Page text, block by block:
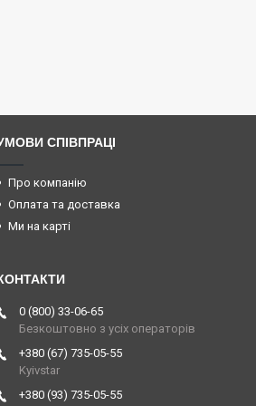
СПІВПРАЦІ
Про компанію
Оплата та доставка
Ми на карті
0 (800) 33-06-65
Безкоштовно з усіх операторів
+380 (67) 735-05-55
Kyivstar
+380 (93) 735-05-55